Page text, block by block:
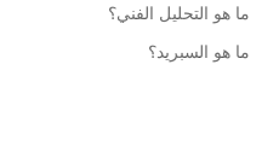
ما هو التحليل الفني؟
ما هو السبريد؟